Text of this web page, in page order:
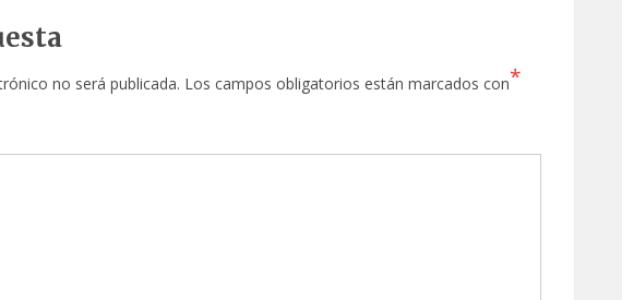
no será publicada. Los campos obligatorios están marcados con*